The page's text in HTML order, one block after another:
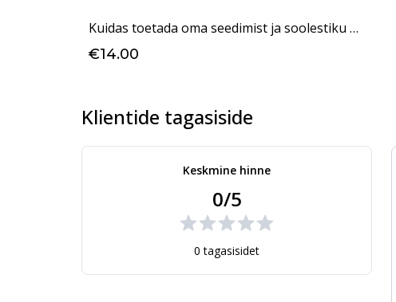
Kuidas toetada oma seedimist ja soolestiku mikrobioomi kombuchaga?
€14.00
Klientide tagasiside
Keskmine hinne
0/5
0 tagasisidet